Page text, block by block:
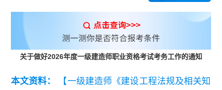
关于做好2026年度一级建造师职业资格考试考务工作的通知
本文资料：
【一级建造师《建设工程法规及相关知